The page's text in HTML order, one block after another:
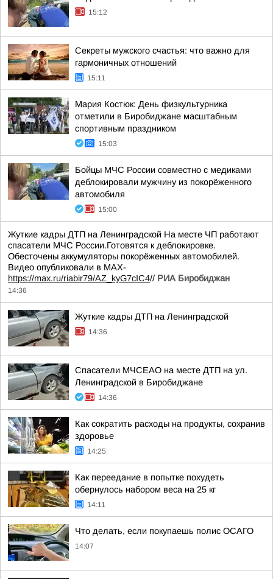
15:12
Секреты мужского счастья: что важно для
гармоничных отношений
15:11
Мария Костюк: День физкультурника
отметили в Биробиджане масштабным
спортивным праздником
15:03
Бойцы МЧС России совместно с медиками
деблокировали мужчину из покорёженного
автомобиля
15:00
Жуткие кадры ДТП на Ленинградской На месте ЧП работают
спасатели МЧС России.Готовятся к деблокировке.
Обесточены аккумуляторы покорёженных автомобилей.
Видео опубликовали в МАХ-
https://max.ru/riabir79/AZ_kyG7cIC4// РИА Биробиджан
14:36
Жуткие кадры ДТП на Ленинградской
14:36
Спасатели МЧСЕАО на месте ДТП на ул.
Ленинградской в Биробиджане
14:36
Как сократить расходы на продукты, сохранив
здоровье
14:25
Как переедание в попытке похудеть
обернулось набором веса на 25 кг
14:11
Что делать, если покупаешь полис ОСАГО
14:07